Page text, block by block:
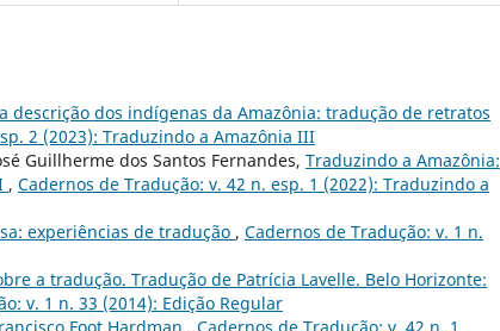
descrição dos indígenas da Amazônia: tradução de retratos
2 (2023): Traduzindo a Amazônia III
Guillherme dos Santos Fernandes, Traduzindo a Amazônia:
, Cadernos de Tradução: v. 42 n. esp. 1 (2022): Traduzindo a
experiências de tradução , Cadernos de Tradução: v. 1 n.
a tradução. Tradução de Patrícia Lavelle. Belo Horizonte:
v. 1 n. 33 (2014): Edição Regular
Foot Hardman , Cadernos de Tradução: v. 42 n. 1